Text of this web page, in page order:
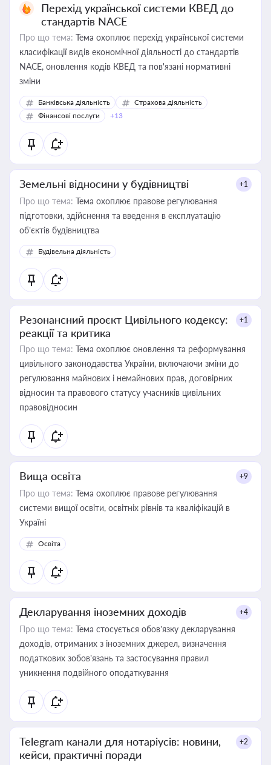
Перехід української системи КВЕД до
стандартів NACE
Про що тема: Тема охоплює перехід української системи
класифікації видів економічної діяльності до стандартів
NACE, оновлення кодів КВЕД та пов'язані нормативні
зміни
Банківська діяльність
Страхова діяльність
Фінансові послуги
+13
Земельні відносини у будівництві +1
Про що тема: Тема охоплює правове регулювання
підготовки, здійснення та введення в експлуатацію
об’єктів будівництва
Будівельна діяльність
Резонансний проєкт Цивільного кодексу:
реакції та критика
+1
Про що тема: Тема охоплює оновлення та реформування
цивільного законодавства України, включаючи зміни до
регулювання майнових і немайнових прав, договірних
відносин та правового статусу учасників цивільних
правовідносин
Вища освіта +9
Про що тема: Тема охоплює правове регулювання
системи вищої освіти, освітніх рівнів та кваліфікацій в
Україні
Освіта
Декларування іноземних доходів +4
Про що тема: Тема стосується обов’язку декларування
доходів, отриманих з іноземних джерел, визначення
податкових зобов’язань та застосування правил
уникнення подвійного оподаткування
Telegram канали для нотаріусів: новини,
кейси, практичні поради
+2